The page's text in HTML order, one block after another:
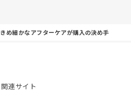
きめ細かなアフターケアが購入の決め手
関連サイト